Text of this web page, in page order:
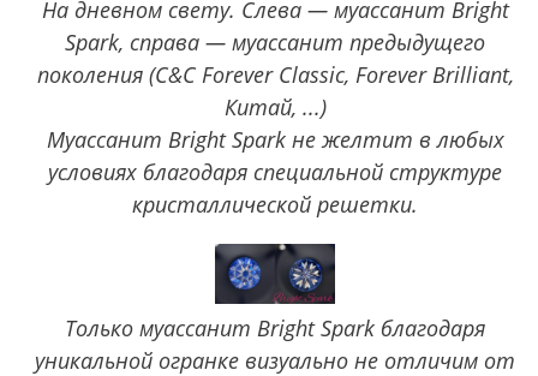
На дневном свету. Слева — муассанит Bright
Spark, справа — муассанит предыдущего
поколения (C&C Forever Classic, Forever Brilliant,
Китай, ...)
Муассанит Bright Spark не желтит в любых
условиях благодаря специальной структуре
кристаллической решетки.
Только муассанит Bright Spark благодаря
уникальной огранке визуально не отличим от